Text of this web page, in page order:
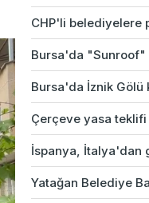
CHP'li belediyelere
Bursa'da "Sunroof"
Bursa'da İznik Gölü
Çerçeve yasa
İspanya, İtalya'dan
Yatağan Belediye